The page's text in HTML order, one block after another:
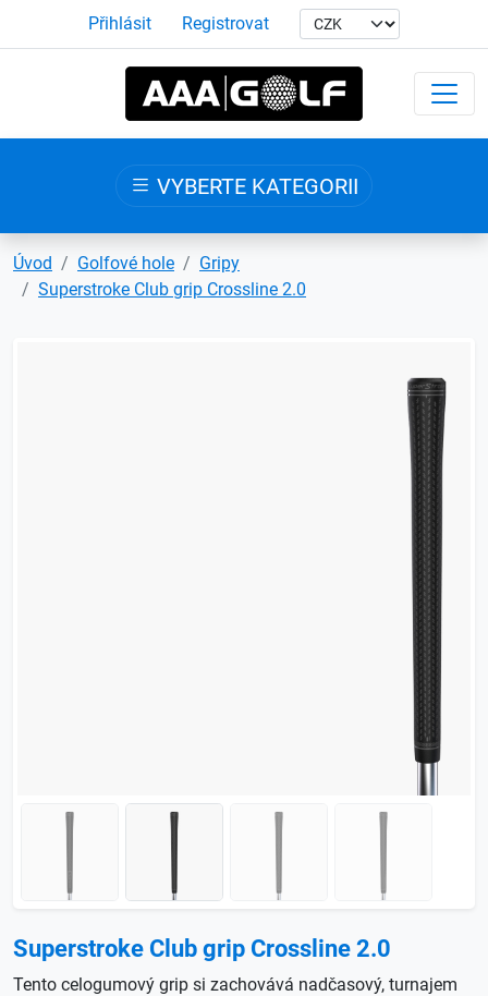
Přihlásit Registrovat
VYBERTE KATEGORII
Úvod Golfové hole
Gripy
Superstroke Club grip Crossline 2.0
Superstroke Club grip Crossline 2.0
Tento celogumový grip si zachovává nadčasový, turnajem